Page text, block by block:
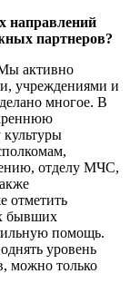
направлений
партнеров?
активно
учреждениями и
многое. В
культуры
отделу МЧС,
отметить
бывших
помощь.
уровень
можно только